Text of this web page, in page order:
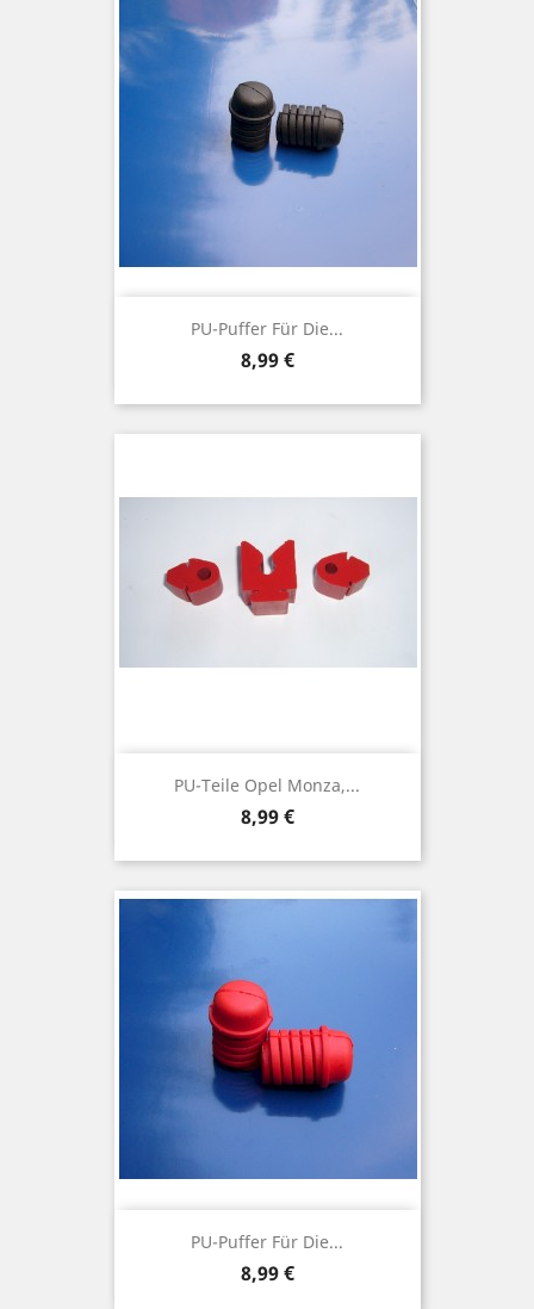
PU-Puffer Für Die...
Preis
8,99 €
PU-Teile Opel Monza,...
Preis
8,99 €
PU-Puffer Für Die...
Preis
8,99 €